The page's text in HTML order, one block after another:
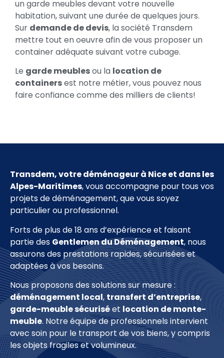
un garde meubles devant votre nouvelle
habitation, suivant une durée de quelques jours.
Sur demande de devis, la société Transdem
mettre tout en oeuvre afin de vous proposer un
container adéquate suivant votre cubage.
Le garde meublesou la location de
containersest notre métier, vous pouvez nous
faire confiance comme des milliers de clients!
Transdem, votre déménageur à Nice et dans les
Alpes-Maritimes, vous accompagne pour tous vos
projets de déménagement, que vous soyez
particulier ou professionnel.
Forts de plus de 18 ans d’expérience et faisant
partie des Gentlemen du Déménagement, nous
assurons des prestations rapides, sécurisées et
adaptées à vos besoins.
Nous proposons des solutions sur mesure :
déménagement local, transfert d’entreprise,
garde-meuble sécuriséet location de monte-
meuble. Notre équipe de professionnels intervient
avec soin pour le transport de vos biens, y compris
les objets fragiles et volumineux.